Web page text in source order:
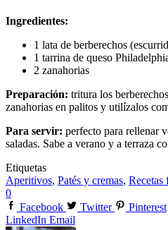
Ingredientes:
1 lata de berberechos
1 tarrina de queso
2 zanahorias
Preparación: tritura los
zanahorias en palitos y utilízalos
Para servir: perfecto para rellenar
saladas. Sabe a verano y a terraza
Etiquetas
Aperitivos, Patés y cremas, Recetas
0
Facebook
Twitter
Pinterest
LinkedIn Email